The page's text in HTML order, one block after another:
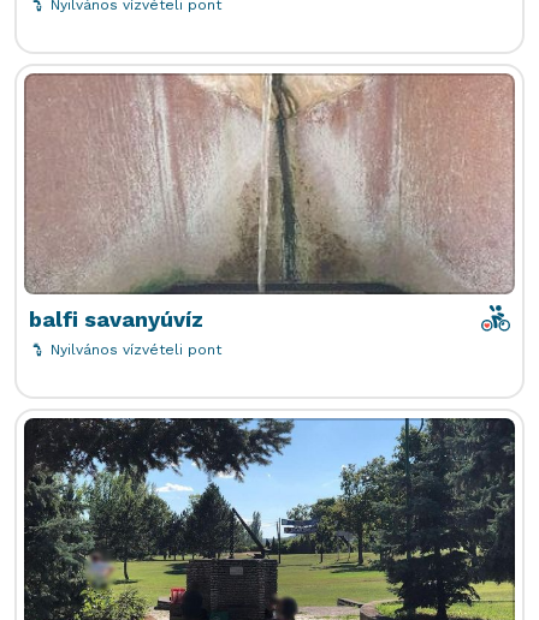
Nyilvános vízvételi pont
balfi savanyúvíz poi-
Nyilvános vízvételi pont